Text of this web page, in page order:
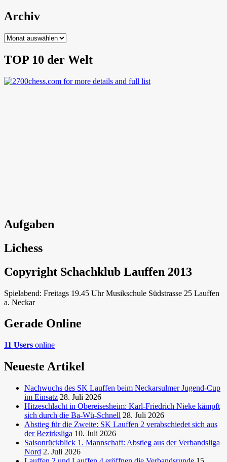
Archiv
Archiv
TOP 10 der Welt
Aufgaben
Lichess
Copyright Schachklub Lauffen 2013
Spielabend: Freitags 19.45 Uhr Musikschule Südstrasse 25 Lauffen
a. Neckar
Gerade Online
11 Users online
Neueste Artikel
Nachwuchs des SK Lauffen beim Neckarsulmer Jugend-Cup
im Einsatz 28. Juli 2026
Hitzeschlacht in Obereisesheim: Karl-Friedrich Nieke kämpft
sich durch die Ba-Wü-Schnell 28. Juli 2026
Abstieg für die Zweite: SK Lauffen 2 verabschiedet sich aus
der Bezirksliga 10. Juli 2026
Saisonrückblick 1. Mannschaft: Abstieg aus der Verbandsliga
Nord 2. Juli 2026